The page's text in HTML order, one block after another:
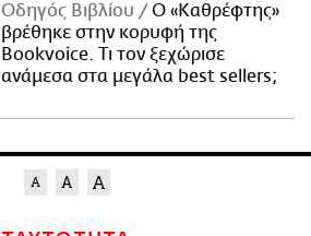
Οδηγός Βιβλίου
Ο «Καθρέφτης»
βρέθηκε στην κορυφή της
Bookvoice. Τι τον ξεχώρισε
ανάμεσα στα μεγάλα best sellers;